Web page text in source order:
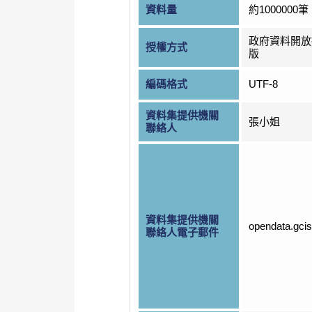
資料量 約1000000筆
授權方式
政府資料開
版
編碼格式 UTF-8
資料集提供機關
聯絡人
張小姐
資料集提供機關
聯絡人電子郵件